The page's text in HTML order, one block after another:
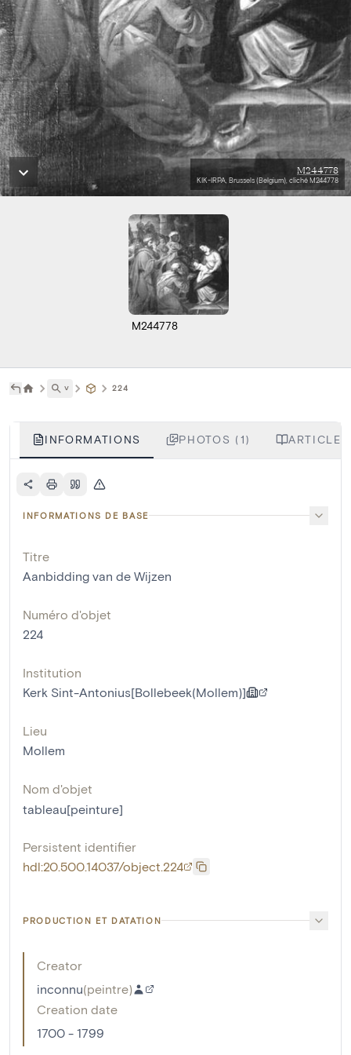
M244778
KIK-IRPA, Brussels (Belgium), cliché M244778
M244778
˅ 224
INFORMATIONS PHOTOS (1)
INFORMATIONS DE BASE
Titre
Aanbidding van de Wijzen
Numéro d'objet
224
Institution
Kerk Sint-Antonius[Bollebeek(Mollem)]
Lieu
Mollem
Nom d'objet
tableau[peinture]
Persistent identifier
hdl:20.500.14037/object.224
PRODUCTION ET DATATION
Creator
inconnu(peintre)
Creation date
1700 - 1799